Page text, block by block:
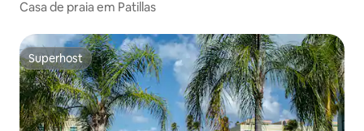
Casa de praia em Patillas
Superhost
Superhost